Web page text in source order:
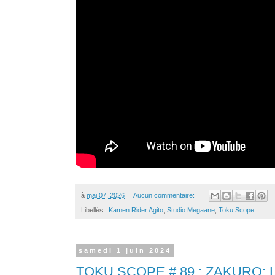
à mai 07, 2026 Aucun commentaire:
Libellés : Kamen Rider Agito Studio Megaane Toku Scope
samedi 1 juin 2024
TOKU SCOPE # 89 : ZAKURO: